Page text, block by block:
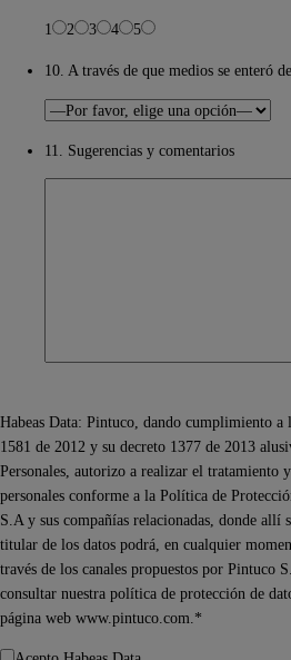
1 2 3 4 5
10. A través de que medios se enteró
11. Sugerencias y comentarios
Habeas Data: Pintuco, dando cumplimiento a
1581 de 2012 y su decreto 1377 de 2013
Personales, autorizo a realizar el tratamiento
personales conforme a la Política de
S.A y sus compañías relacionadas, donde allí
titular de los datos podrá, en cualquier
través de los canales propuestos por Pintuco
consultar nuestra política de protección de
página web www.pintuco.com.*